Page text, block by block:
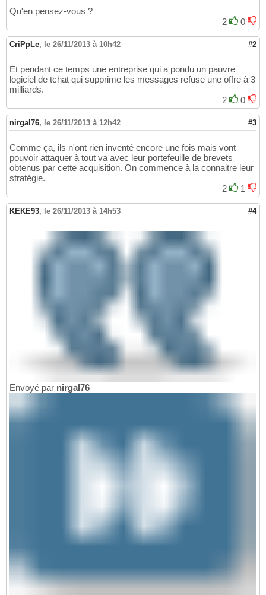
Qu'en pensez-vous ?
2
0
CriPpLe, le 26/11/2013 à 10h42 #2
Et pendant ce temps une entreprise qui a pondu un pauvre
logiciel de tchat qui supprime les messages refuse une offre à 3
milliards.
2
0
nirgal76, le 26/11/2013 à 12h42 #3
Comme ça, ils n'ont rien inventé encore une fois mais vont
pouvoir attaquer à tout va avec leur portefeuille de brevets
obtenus par cette acquisition. On commence à la connaitre leur
stratégie.
2
1
KEKE93, le 26/11/2013 à 14h53 #4
Envoyé par nirgal76